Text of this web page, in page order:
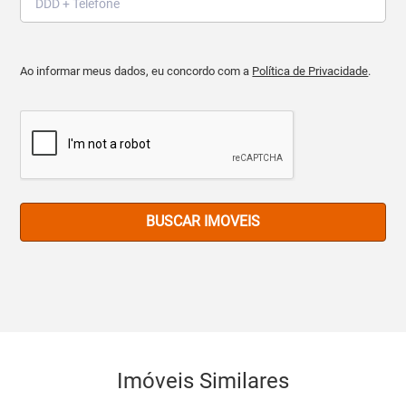
Ao informar meus dados, eu concordo com a Política de Privacidade.
BUSCAR IMOVEIS
Imóveis Similares